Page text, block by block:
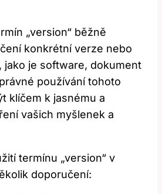
„version“ běžně
konkrétní verze nebo
jako je software, dokument
používání tohoto
klíčem k jasnému a
vašich myšlenek a
termínu „version“ v
doporučení: